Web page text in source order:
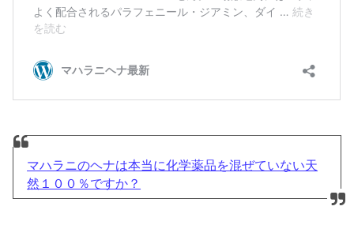
マハラニのヘナは本当に化学薬品を混ぜていない天
然１００％ですか？